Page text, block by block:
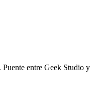
entre Geek Studio y